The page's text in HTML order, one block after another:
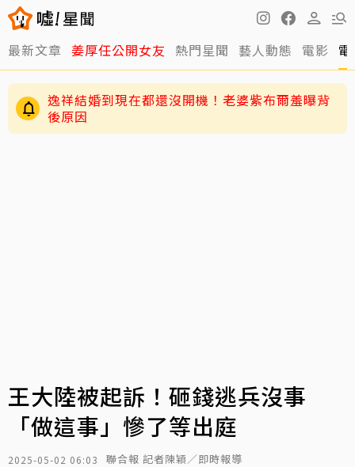
最新文章 姜厚任公開女友 熱門星聞 藝人動態 電影
逸祥結婚到現在都還沒開機！老婆紫布爾羞曝背
後原因
王大陸被起訴！砸錢逃兵沒事
「做這事」慘了等出庭
2025-05-02 06:03 聯合報 記者陳穎／即時報導